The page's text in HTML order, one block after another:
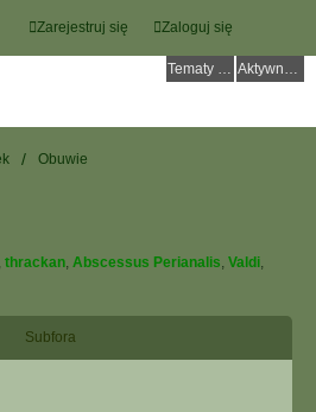
Zaloguj się
Zarejestruj się
Tematy bez odpowiedzi Aktywne tematy
Obuwie
thrackan, Abscessus Perianalis, Valdi,
Subfora